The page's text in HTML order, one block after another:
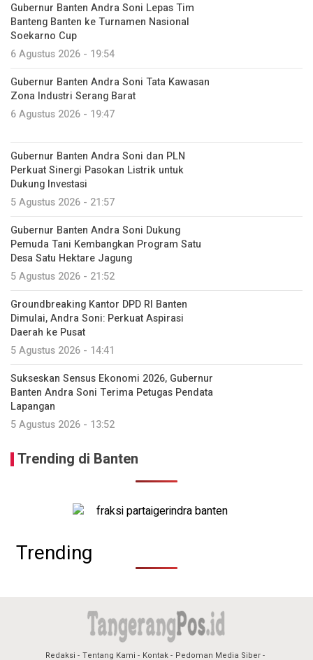
Gubernur Banten Andra Soni Lepas Tim
Banteng Banten ke Turnamen Nasional
Soekarno Cup
6 Agustus 2026 - 19:54
Gubernur Banten Andra Soni Tata Kawasan
Zona Industri Serang Barat
6 Agustus 2026 - 19:47
Gubernur Banten Andra Soni dan PLN
Perkuat Sinergi Pasokan Listrik untuk
Dukung Investasi
5 Agustus 2026 - 21:57
Gubernur Banten Andra Soni Dukung
Pemuda Tani Kembangkan Program Satu
Desa Satu Hektare Jagung
5 Agustus 2026 - 21:52
Groundbreaking Kantor DPD RI Banten
Dimulai, Andra Soni: Perkuat Aspirasi
Daerah ke Pusat
5 Agustus 2026 - 14:41
Sukseskan Sensus Ekonomi 2026, Gubernur
Banten Andra Soni Terima Petugas Pendata
Lapangan
5 Agustus 2026 - 13:52
Trending di Banten
Trending
Redaksi Tentang Kami Kontak Pedoman Media Siber